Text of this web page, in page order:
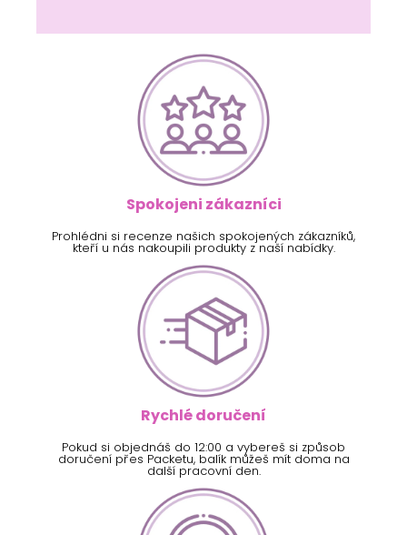
Spokojeni zákazníci
Prohlédni si recenze našich spokojených zákazníků,
kteří u nás nakoupili produkty z naší nabídky.
Rychlé doručení
Pokud si objednáš do 12:00 a vybereš si způsob
doručení přes Packetu, balík můžeš mít doma na
další pracovní den.